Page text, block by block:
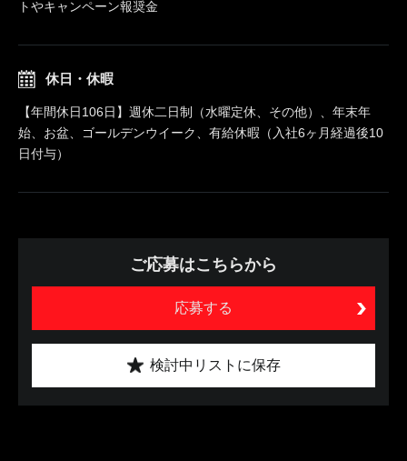
トやキャンペーン報奨金
休日・休暇
【年間休日106日】週休二日制（水曜定休、その他）、年末年
始、お盆、ゴールデンウイーク、有給休暇（入社6ヶ月経過後10
日付与）
ご応募はこちらから
応募する
検討中リストに保存